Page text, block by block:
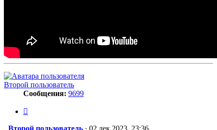
Второй пользователь
Сообщения: 9699
Сообщение
Второй пользователь · 02 дек 2023, 23:36